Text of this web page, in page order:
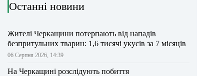
Останні новини
Жителі Черкащини потерпають від нападів
безпритульних тварин: 1,6 тисячі укусів за 7 місяців
06 Серпня 2026, 14:39
На Черкащині розслідують побиття